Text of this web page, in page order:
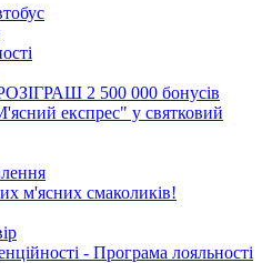
2 500 000 бонусів
експрес" у святковий
м'ясних смаколиків!
- Програма лояльності